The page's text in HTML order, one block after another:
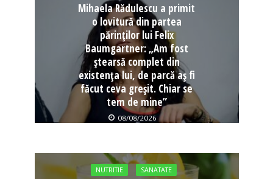
Mihaela Rădulescu a primit
o lovitură din partea
părinților lui Felix
Baumgartner: „Am fost
ștearsă complet din
existența lui, de parcă aș fi
făcut ceva greșit. Chiar se
tem de mine”
08/08/2026
NUTRITIE SANATATE